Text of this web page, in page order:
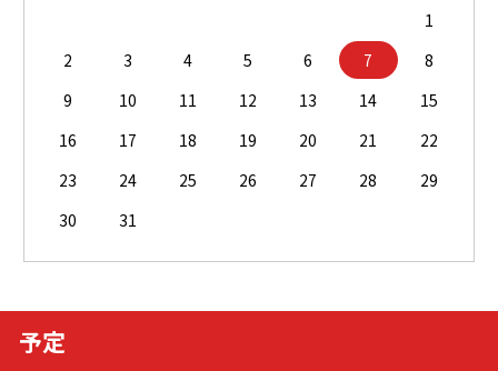
1
2
3 4 5 6 7
8
9
10 11 12 13 14
15
16
17 18 19 20 21
22
23
24 25 26 27 28
29
30
31
予定